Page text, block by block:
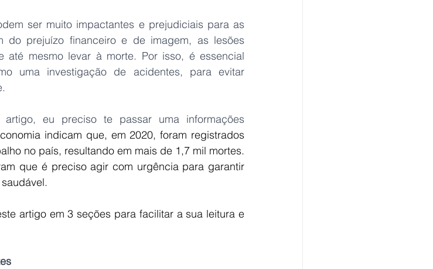
ser muito impactantes e prejudiciais para as
do prejuízo financeiro e de imagem, as lesões
até mesmo levar à morte. Por isso, é essencial
uma investigação de acidentes, para evitar
eu preciso te passar uma informações
indicam que, em 2020, foram registrados
no país, resultando em mais de 1,7 mil mortes.
que é preciso agir com urgência para garantir
artigo em 3 seções para facilitar a sua leitura e